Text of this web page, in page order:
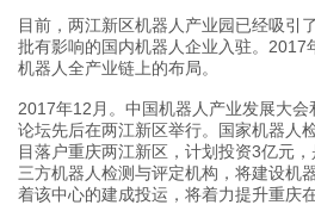
目前，两江新区机器人产业园已经吸引
批有影响的国内机器人企业入驻。2017
机器人全产业链上的布局。
2017年12月。中国机器人产业发展大
论坛先后在两江新区举行。国家机器人
目落户重庆两江新区，计划投资3亿元
三方机器人检测与评定机构，将建设机
着该中心的建成投运，将着力提升重庆